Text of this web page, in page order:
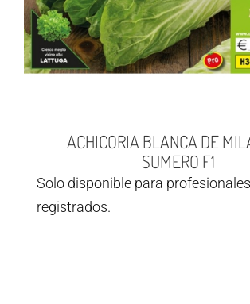
ACHICORIA BLANCA DE
SUMERO F1
Solo disponible para profesionales
registrados.